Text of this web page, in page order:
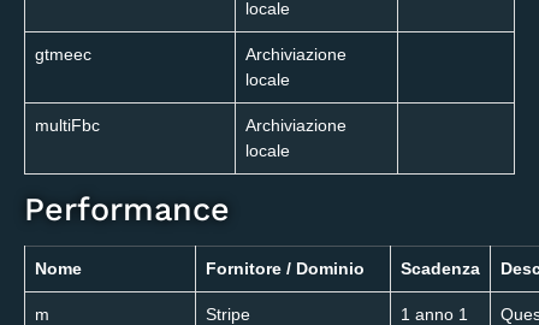
locale
gtmeec
Archiviazione
locale
multiFbc
Archiviazione
locale
Performance
Nome Fornitore / Dominio Scadenza
m
Stripe
1 anno 1